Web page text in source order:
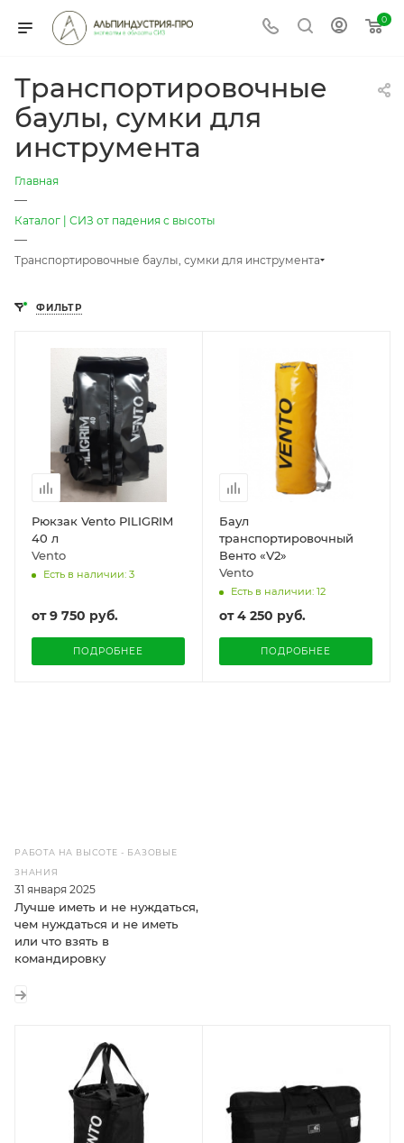
0
Транспортировочные
баулы, сумки для
инструмента
Главная
—
Каталог | СИЗ от падения с высоты
—
Транспортировочные баулы, сумки для инструмента
ФИЛЬТР
Рюкзак Vento PILIGRIM
40 л
Vento
Есть в наличии: 3
от9 750 руб.
ПОДРОБНЕЕ
Баул
транспортировочный
Венто «V2»
Vento
Есть в наличии: 12
от4 250 руб.
ПОДРОБНЕЕ
РАБОТА НА ВЫСОТЕ - БАЗОВЫЕ
ЗНАНИЯ
31 января 2025
Лучше иметь и не нуждаться,
чем нуждаться и не иметь
или что взять в
командировку